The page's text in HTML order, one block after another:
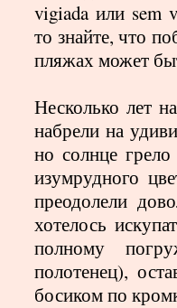
vigiada или sem
то знайте, что
пляжах может
Несколько лет
набрели на
но солнце
изумрудного
преодолели
хотелось
полному
полотенец),
босиком по